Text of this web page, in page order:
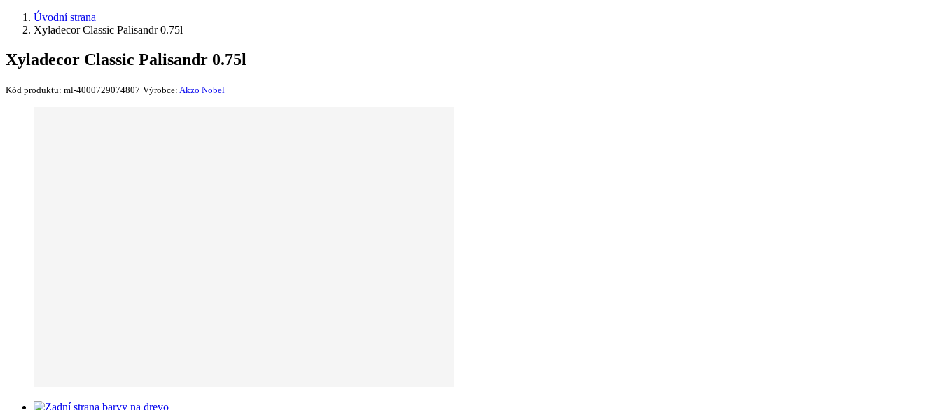
Úvodní strana
Xyladecor Classic Palisandr 0.75l
Xyladecor Classic Palisandr 0.75l
Kód produktu: ml-4000729074807 Výrobce: Akzo Nobel